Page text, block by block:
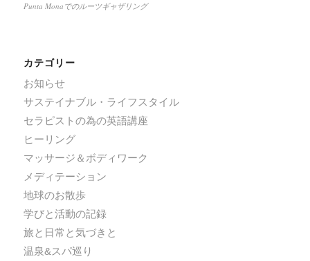
Punta Monaでのルーツギャザリング
カテゴリー
お知らせ
サステイナブル・ライフスタイル
セラピストの為の英語講座
ヒーリング
マッサージ＆ボディワーク
メディテーション
地球のお散歩
学びと活動の記録
旅と日常と気づきと
温泉&スパ巡り